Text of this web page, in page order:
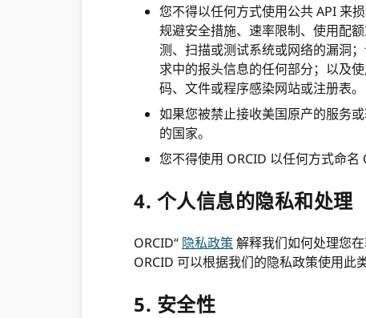
您不得以任何方式使用公共 API 来
规避安全措施、速率限制、使用配
测、扫描或测试系统或网络的漏洞
求中的报头信息的任何部分；以及
码、文件或程序感染网站或注册表。
如果您被禁止接收美国原产的服务
的国家。
您不得使用 ORCID 以任何方式命
4. 个人信息的隐私和处理
ORCID“ 隐私政策 解释我们如何处理您
ORCID 可以根据我们的隐私政策使用此
5. 安全性